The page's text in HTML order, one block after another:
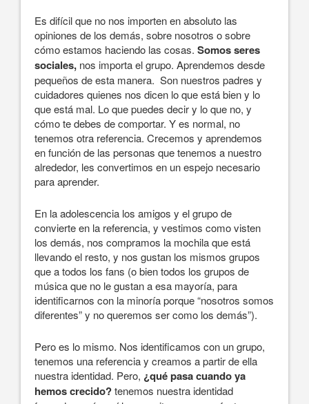
Es difícil que no nos importen en absoluto las
opiniones de los demás, sobre nosotros o sobre
cómo estamos haciendo las cosas. Somos seres
sociales, nos importa el grupo. Aprendemos desde
pequeños de esta manera. Son nuestros padres y
cuidadores quienes nos dicen lo que está bien y lo
que está mal. Lo que puedes decir y lo que no, y
cómo te debes de comportar. Y es normal, no
tenemos otra referencia. Crecemos y aprendemos
en función de las personas que tenemos a nuestro
alrededor, les convertimos en un espejo necesario
para aprender.
En la adolescencia los amigos y el grupo de
convierte en la referencia, y vestimos como visten
los demás, nos compramos la mochila que está
llevando el resto, y nos gustan los mismos grupos
que a todos los fans (o bien todos los grupos de
música que no le gustan a esa mayoría, para
identificarnos con la minoría porque “nosotros somos
diferentes” y no queremos ser como los demás”).
Pero es lo mismo. Nos identificamos con un grupo,
tenemos una referencia y creamos a partir de ella
nuestra identidad. Pero, ¿qué pasa cuando ya
hemos crecido?tenemos nuestra identidad